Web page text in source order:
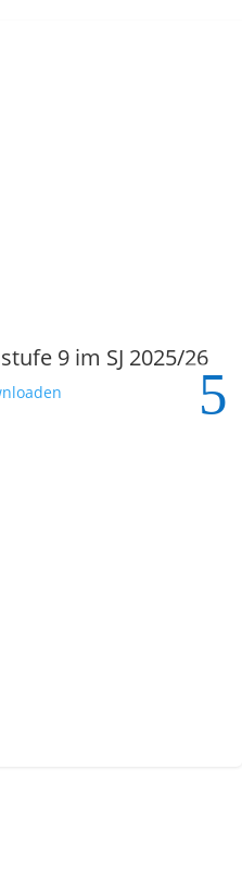
9 im SJ 2025/26